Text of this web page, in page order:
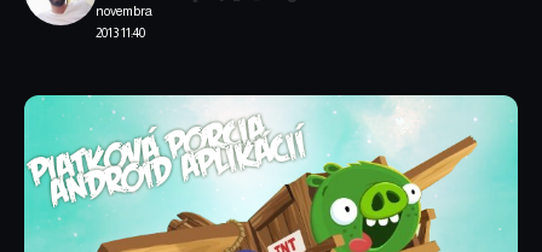
novembra
2013 11:40